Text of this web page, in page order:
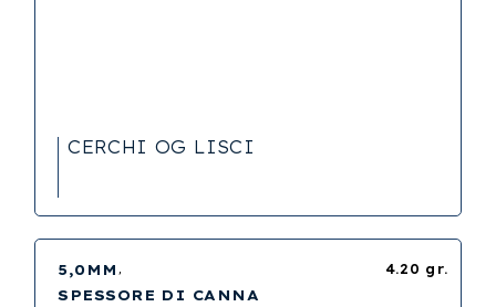
CERCHI OG LISCI
4.20 gr.
5,0MM
SPESSORE DI CANNA